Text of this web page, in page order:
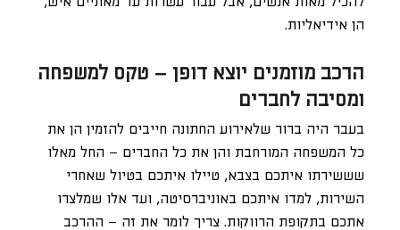
הן אידיאליות.
הרכב מוזמנים יוצא דופן – טקס למשפחה
ומסיבה לחברים
בעבר היה ברור שלאירוע החתונה חייבים להזמין הן את
כל המשפחה המורחבת והן את כל החברים – החל מאלו
שששירתו איתכם בצבא, טיילו איתכם בטיול שאחרי
השירות, למדו איתכם באוניברסיטה, ועד אלו שמלצרו
אתכם בתקופת הרווקות. צריך לומר את זה – ההרכב